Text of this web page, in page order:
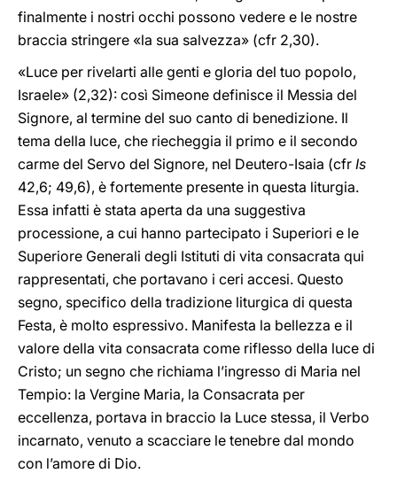
finalmente i nostri occhi possono vedere e le nostre
braccia stringere «la sua salvezza» (cfr 2,30).
«Luce per rivelarti alle genti e gloria del tuo popolo,
Israele» (2,32): così Simeone definisce il Messia del
Signore, al termine del suo canto di benedizione. Il
tema della luce, che riecheggia il primo e il secondo
carme del Servo del Signore, nel Deutero-Isaia (cfr Is
42,6; 49,6), è fortemente presente in questa liturgia.
Essa infatti è stata aperta da una suggestiva
processione, a cui hanno partecipato i Superiori e le
Superiore Generali degli Istituti di vita consacrata qui
rappresentati, che portavano i ceri accesi. Questo
segno, specifico della tradizione liturgica di questa
Festa, è molto espressivo. Manifesta la bellezza e il
valore della vita consacrata come riflesso della luce di
Cristo; un segno che richiama l’ingresso di Maria nel
Tempio: la Vergine Maria, la Consacrata per
eccellenza, portava in braccio la Luce stessa, il Verbo
incarnato, venuto a scacciare le tenebre dal mondo
con l’amore di Dio.